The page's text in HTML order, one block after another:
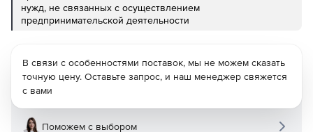
нужд, не связанных с осуществлением
предпринимательской деятельности
В связи с особенностями поставок, мы не можем сказать
точную цену. Оставьте запрос, и наш менеджер свяжется
с вами
Поможем с выбором